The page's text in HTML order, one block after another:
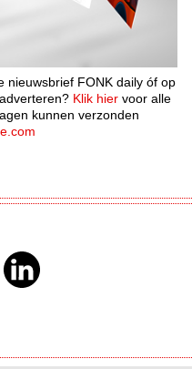
nieuwsbrief FONK daily óf op
Klik hier voor alle
kunnen verzonden